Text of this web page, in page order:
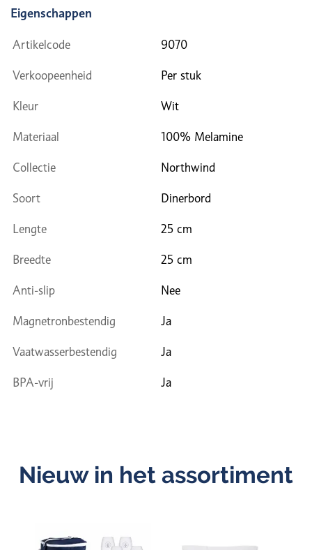
Eigenschappen
Artikelcode 9070
Verkoopeenheid Per stuk
Kleur Wit
Materiaal 100% Melamine
Collectie Northwind
Soort Dinerbord
Lengte 25 cm
Breedte 25 cm
Anti-slip Nee
Magnetronbestendig Ja
Vaatwasserbestendig Ja
BPA-vrij Ja
Nieuw in het assortiment